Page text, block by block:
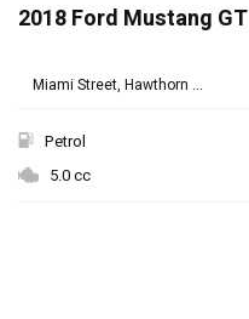
2018 Ford Mustang GT
Miami Street, Hawthorn ...
Petrol
5.0 cc